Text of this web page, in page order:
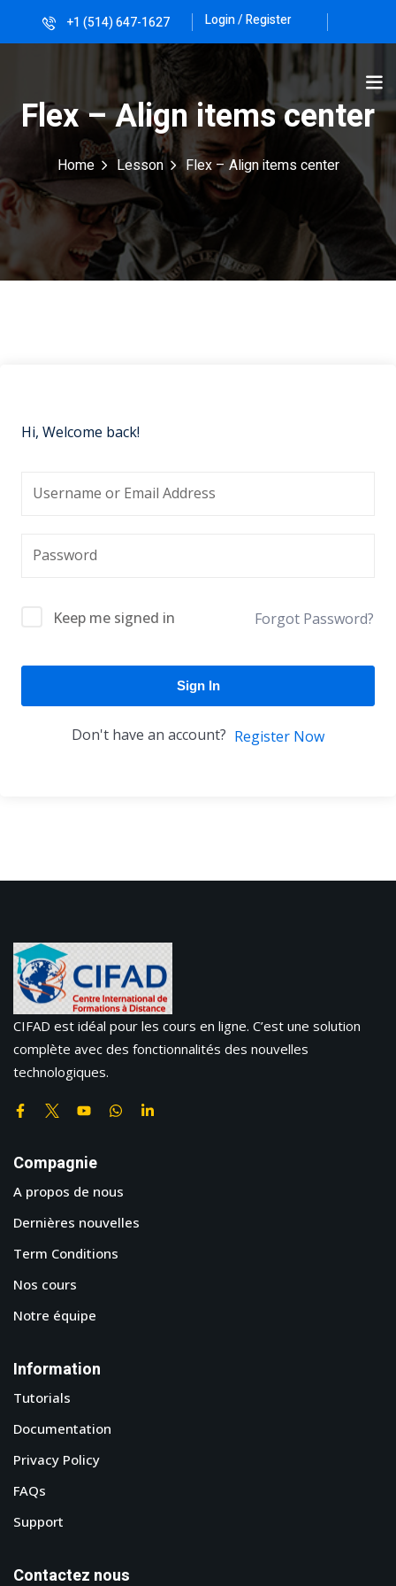
+1 (514) 647-1627 Login / Register
Flex – Align items center
Home Lesson Flex – Align items center
Hi, Welcome back!
Keep me signed in Forgot Password?
Sign In
Don't have an account? Register Now
CIFAD est idéal pour les cours en ligne. C’est une solution
complète avec des fonctionnalités des nouvelles
technologiques.
Compagnie
A propos de nous
Dernières nouvelles
Term Conditions
Nos cours
Notre équipe
Information
Tutorials
Documentation
Privacy Policy
FAQs
Support
Contactez nous
Sign in Sign up
Sign in
Don’t have an account? Sign up